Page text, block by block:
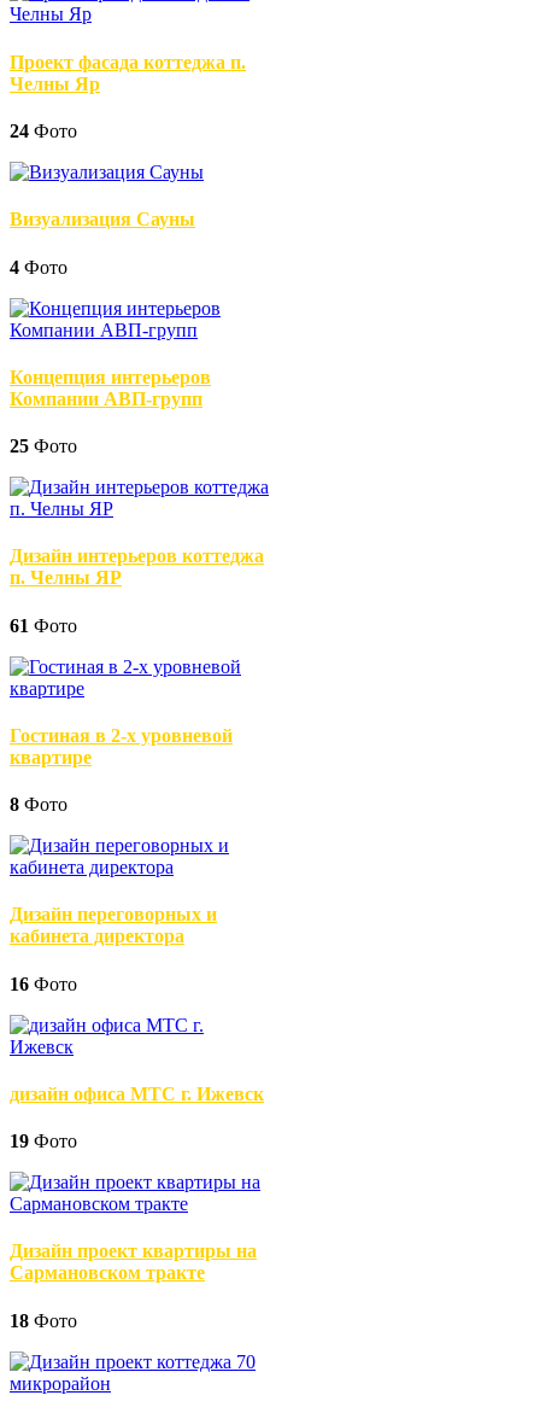
Проект фасада коттеджа п.
Челны Яр
24 Фото
Визуализация Сауны
4 Фото
Концепция интерьеров
Компании АВП-групп
25 Фото
Дизайн интерьеров коттеджа
п. Челны ЯР
61 Фото
Гостиная в 2-х уровневой
квартире
8 Фото
Дизайн переговорных и
кабинета директора
16 Фото
дизайн офиса МТС г. Ижевск
19 Фото
Дизайн проект квартиры на
Сармановском тракте
18 Фото